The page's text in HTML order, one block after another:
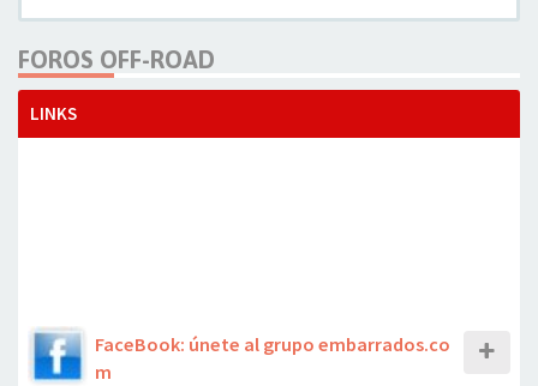
FOROS OFF-ROAD
LINKS
FaceBook: únete al grupo embarrados.co
m